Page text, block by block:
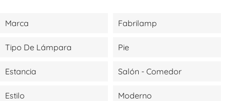
Marca Fabrilamp
Tipo De Lámpara Pie
Estancia Salón - Comedor
Estilo Moderno